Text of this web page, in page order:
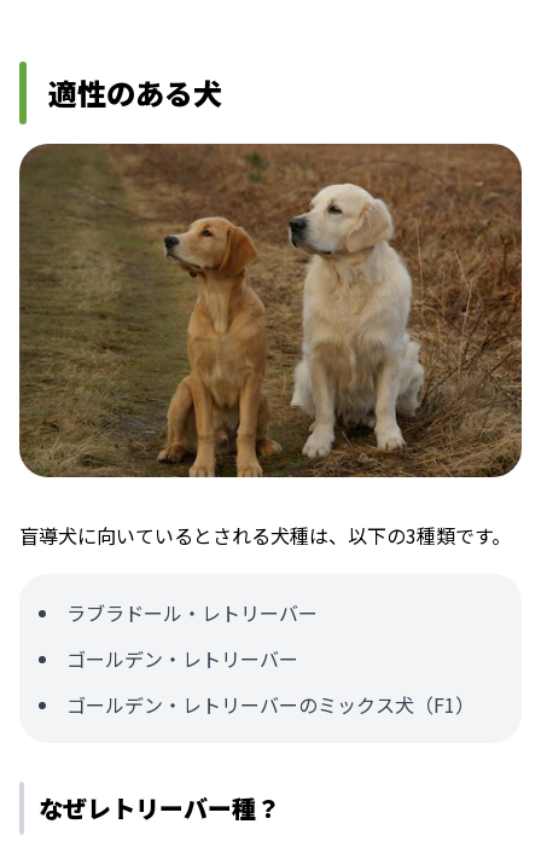
適性のある犬
盲導犬に向いているとされる犬種は、以下の3種類です。
ラブラドール・レトリーバー
ゴールデン・レトリーバー
ゴールデン・レトリーバーのミックス犬（F1）
なぜレトリーバー種？